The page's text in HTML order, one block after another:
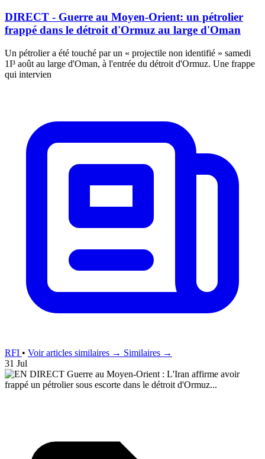
DIRECT - Guerre au Moyen-Orient: un pétrolier
frappé dans le détroit d'Ormuz au large d'Oman
Un pétrolier a été touché par un « projectile non identifié » samedi
1I³ août au large d'Oman, à l'entrée du détroit d'Ormuz. Une frappe
qui intervien
RFI • Voir articles similaires → Similaires →
31 Jul